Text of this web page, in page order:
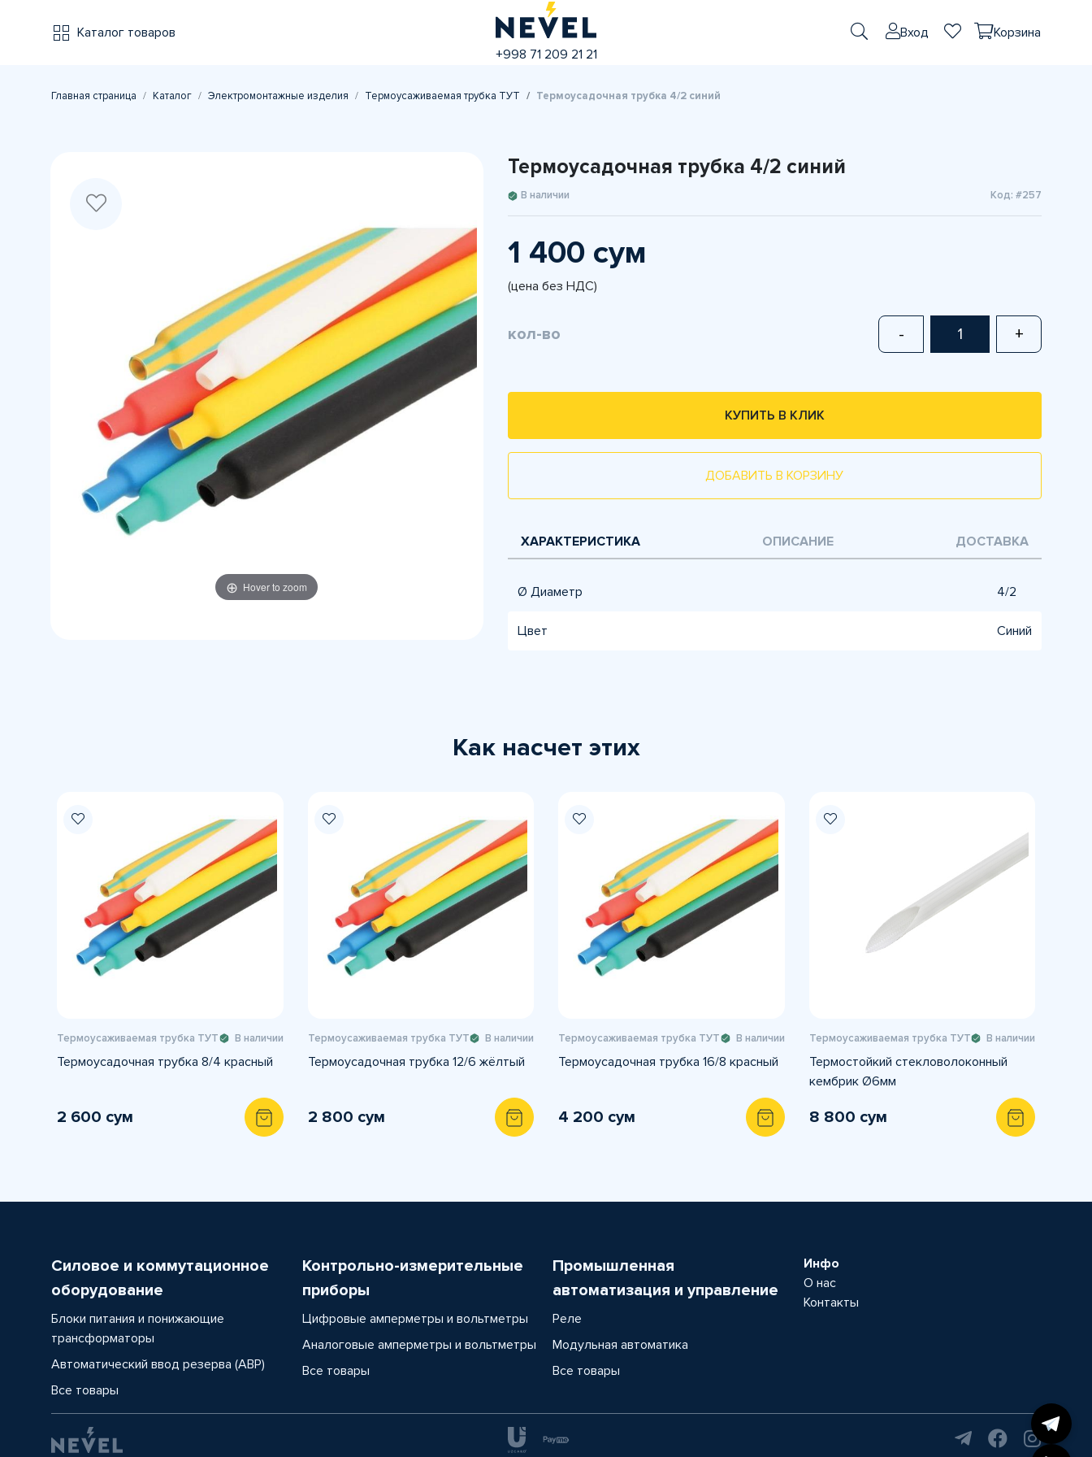
Каталог товаров
+998 71 209 21 21
Вход Корзина
Главная страница Каталог Электромонтажные изделия Термоусаживаемая трубка ТУТ Термоусадочная трубка 4/2 синий
Hover to zoom
Термоусадочная трубка 4/2 синий
В наличии Код: #257
1 400 сум
(цена без НДС)
кол-во - +
КУПИТЬ В КЛИК
ДОБАВИТЬ В КОРЗИНУ
ХАРАКТЕРИСТИКА ОПИСАНИЕ ДОСТАВКА
Ø Диаметр 4/2
Цвет Синий
Как насчет этих
Термоусаживаемая трубка ТУТ В наличии
Термоусадочная трубка 8/4 красный
2 600 сум
Термоусаживаемая трубка ТУТ В наличии
Термоусадочная трубка 12/6 жёлтый
2 800 сум
Термоусаживаемая трубка ТУТ В наличии
Термоусадочная трубка 16/8 красный
4 200 сум
Термоусаживаемая трубка ТУТ В наличии
Термостойкий стекловолоконный
кембрик Ø6мм
8 800 сум
Силовое и коммутационное
оборудование
Блоки питания и понижающие
трансформаторы
Автоматический ввод резерва (АВР)
Все товары
Контрольно-измерительные
приборы
Цифровые амперметры и вольтметры
Аналоговые амперметры и вольтметры
Все товары
Промышленная
автоматизация и управление
Реле
Модульная автоматика
Все товары
Инфо
О нас
Контакты